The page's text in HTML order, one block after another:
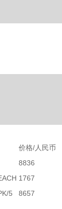
价格/人民币
8836
1767
5 8657